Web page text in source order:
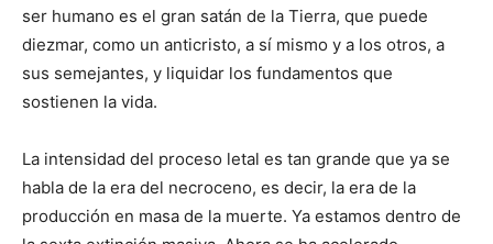
ser humano es el gran satán de la Tierra, que puede
diezmar, como un anticristo, a sí mismo y a los otros, a
sus semejantes, y liquidar los fundamentos que
sostienen la vida.
La intensidad del proceso letal es tan grande que ya se
habla de la era del necroceno, es decir, la era de la
producción en masa de la muerte. Ya estamos dentro de